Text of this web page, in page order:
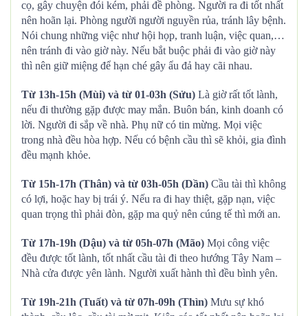
cọ, gây chuyện đói kém, phải đề phòng. Người ra đi tốt nhất
nên hoãn lại. Phòng người người nguyền rủa, tránh lây bệnh.
Nói chung những việc như hội họp, tranh luận, việc quan,…
nên tránh đi vào giờ này. Nếu bắt buộc phải đi vào giờ này
thì nên giữ miệng để hạn ché gây ẩu đả hay cãi nhau.
Từ 13h-15h (Mùi) và từ 01-03h (Sửu) Là giờ rất tốt lành,
nếu đi thường gặp được may mắn. Buôn bán, kinh doanh có
lời. Người đi sắp về nhà. Phụ nữ có tin mừng. Mọi việc
trong nhà đều hòa hợp. Nếu có bệnh cầu thì sẽ khỏi, gia đình
đều mạnh khỏe.
Từ 15h-17h (Thân) và từ 03h-05h (Dần) Cầu tài thì không
có lợi, hoặc hay bị trái ý. Nếu ra đi hay thiệt, gặp nạn, việc
quan trọng thì phải đòn, gặp ma quỷ nên cúng tế thì mới an.
Từ 17h-19h (Dậu) và từ 05h-07h (Mão) Mọi công việc
đều được tốt lành, tốt nhất cầu tài đi theo hướng Tây Nam –
Nhà cửa được yên lành. Người xuất hành thì đều bình yên.
Từ 19h-21h (Tuất) và từ 07h-09h (Thìn) Mưu sự khó